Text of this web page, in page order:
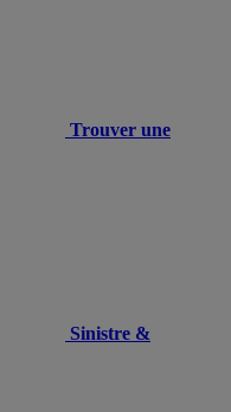
Trouver une
Sinistre &